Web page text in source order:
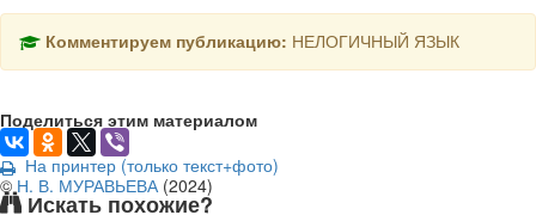
Комментируем публикацию: НЕЛОГИЧНЫЙ ЯЗЫК
Поделиться этим материалом
На принтер (только текст+фото)
©Н. В. МУРАВЬЕВА(2024)
Искать похожие?